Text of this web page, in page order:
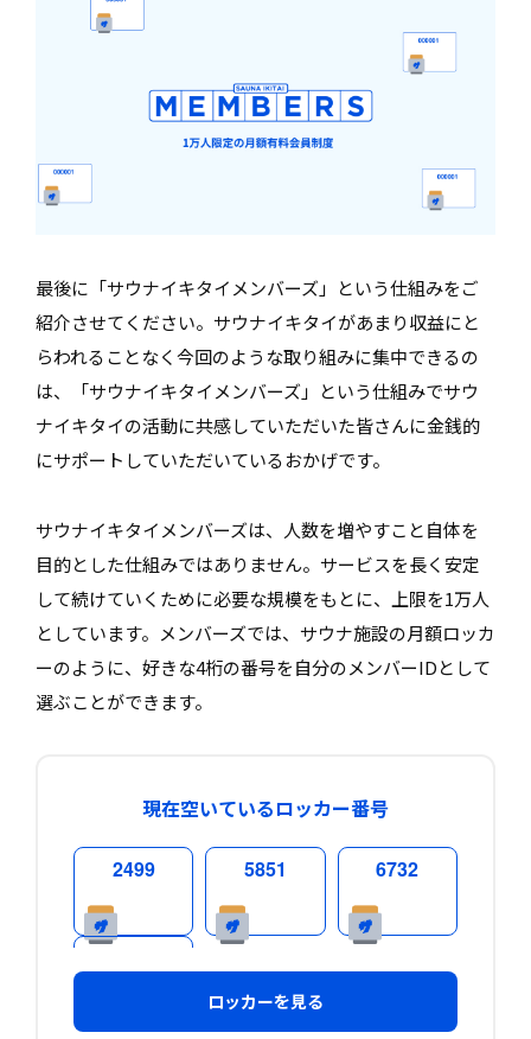
最後に「サウナイキタイメンバーズ」という仕組みをご
紹介させてください。サウナイキタイがあまり収益にと
らわれることなく今回のような取り組みに集中できるの
は、「サウナイキタイメンバーズ」という仕組みでサウ
ナイキタイの活動に共感していただいた皆さんに金銭的
にサポートしていただいているおかげです。
サウナイキタイメンバーズは、人数を増やすこと自体を
目的とした仕組みではありません。サービスを長く安定
して続けていくために必要な規模をもとに、上限を1万人
としています。メンバーズでは、サウナ施設の月額ロッカ
ーのように、好きな4桁の番号を自分のメンバーIDとして
選ぶことができます。
現在空いているロッカー番号
2499 5851 6732
ロッカーを見る